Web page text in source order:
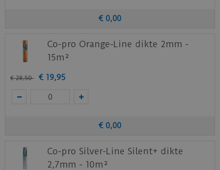
€ 0,00
Co-pro Orange-Line dikte 2mm -
15m²
€ 28,50 € 19,95
€ 0,00
Co-pro Silver-Line Silent+ dikte
2,7mm - 10m²